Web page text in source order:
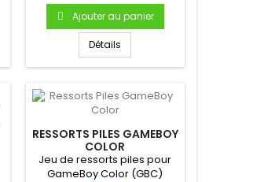
Ajouter au panier
Détails
RESSORTS PILES GAMEBOY
COLOR
Jeu de ressorts piles pour
GameBoy Color (GBC)